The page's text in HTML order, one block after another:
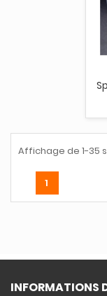
Affichage de 1-35
1
INFORMATIONS